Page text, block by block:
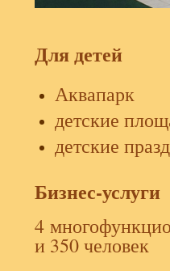
Для детей
Аквапарк
детские
детские
Бизнес-услуги
4
и 350 человек